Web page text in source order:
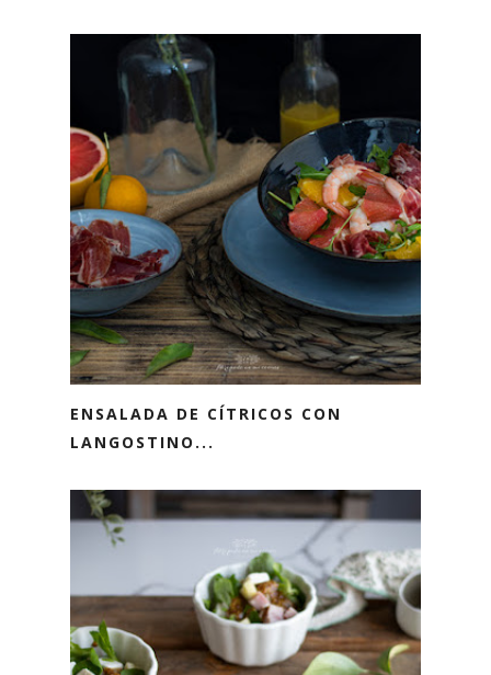
ENSALADA DE CÍTRICOS CON
LANGOSTINO...